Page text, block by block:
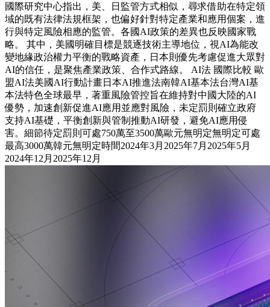
國際研究中心指出，美、日監管方式相似，尋求借助在特定領
域的既有法律法規框架，也偏好針對特定產業和應用個案，進
行與特定風險相應的監管。各國AI政策的差異也反映國家戰
略。 其中，美國明確目標是競逐技術主導地位，視AI為能改
變地緣政治權力平衡的戰略資產，日本則優先考慮促進大眾對
AI的信任，是聚焦產業政策、合作式路線。 AI法 國際比較 歐
盟AI法美國AI行動計畫日本AI推進法南韓AI基本法台灣AI基
本法特色全球最早，著重風險管控旨在維持對中國大陸的AI
優勢，加速創新促進AI應用並應對風險，未定罰則確立政府
支持AI基礎，平衡創新與管制推動AI研發，避免AI應用侵
害。細節待定罰則可處750萬至3500萬歐元無明定無明定可處
最高3000萬韓元無明定時間2024年3月2025年7月2025年5月
2024年12月2025年12月